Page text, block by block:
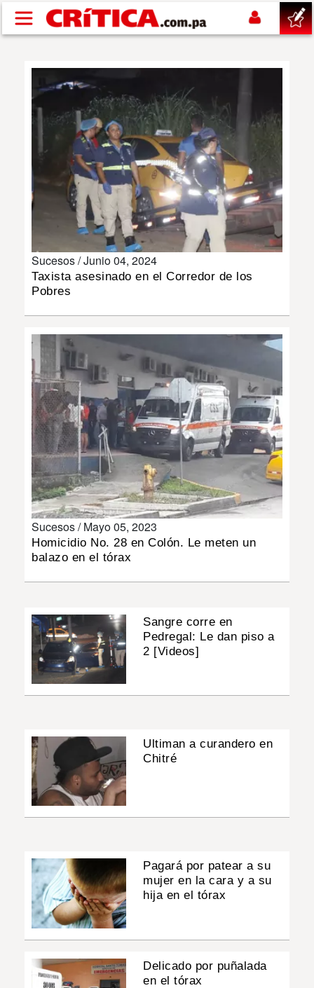
Pasar al contenido principal
SUCESOS
NACIONAL
POLÍTICA
DEPORTES
INSÓLITAS
MULTIMEDIA
IMPRESO
Sucesos /Junio 04, 2024
Taxista asesinado en el Corredor de los
Pobres
Sucesos /Mayo 05, 2023
Homicidio No. 28 en Colón. Le meten un
balazo en el tórax
Sangre corre en
Pedregal: Le dan piso a
2 [Videos]
Ultiman a curandero en
Chitré
Pagará por patear a su
mujer en la cara y a su
hija en el tórax
Delicado por puñalada
en el tórax